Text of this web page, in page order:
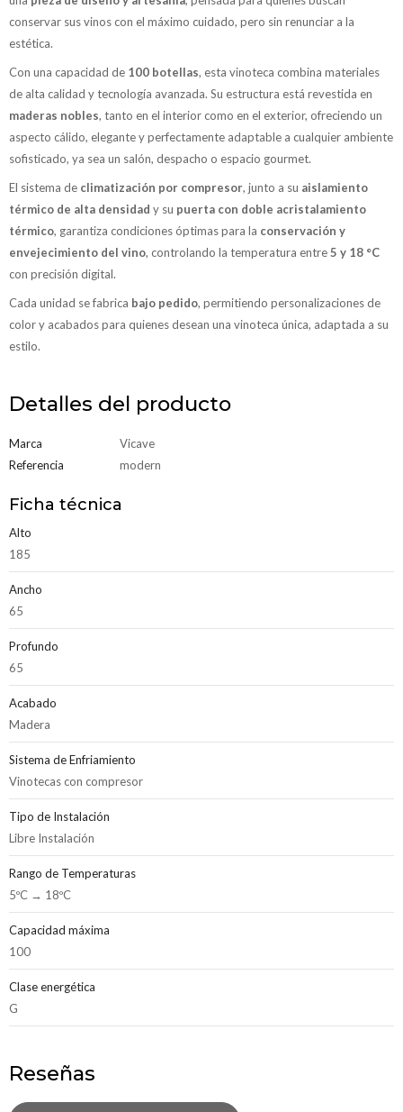
conservar sus vinos con el máximo cuidado, pero sin renunciar a la
estética.
Con una capacidad de 100 botellas, esta vinoteca combina materiales
de alta calidad y tecnología avanzada. Su estructura está revestida en
maderas nobles, tanto en el interior como en el exterior, ofreciendo un
aspecto cálido, elegante y perfectamente adaptable a cualquier ambiente
sofisticado, ya sea un salón, despacho o espacio gourmet.
El sistema de climatización por compresor, junto a su aislamiento
térmico de alta densidad y su puerta con doble acristalamiento
térmico, garantiza condiciones óptimas para la conservación y
envejecimiento del vino, controlando la temperatura entre5 y 18 °C
con precisión digital.
Cada unidad se fabrica bajo pedido, permitiendo personalizaciones de
color y acabados para quienes desean una vinoteca única, adaptada a su
estilo.
Detalles del producto
Marca
Vicave
Referencia
modern
Ficha técnica
Alto
185
Ancho
65
Profundo
65
Acabado
Madera
Sistema de Enfriamiento
Vinotecas con compresor
Tipo de Instalación
Libre Instalación
Rango de Temperaturas
5ºC → 18ºC
Capacidad máxima
100
Clase energética
G
Reseñas